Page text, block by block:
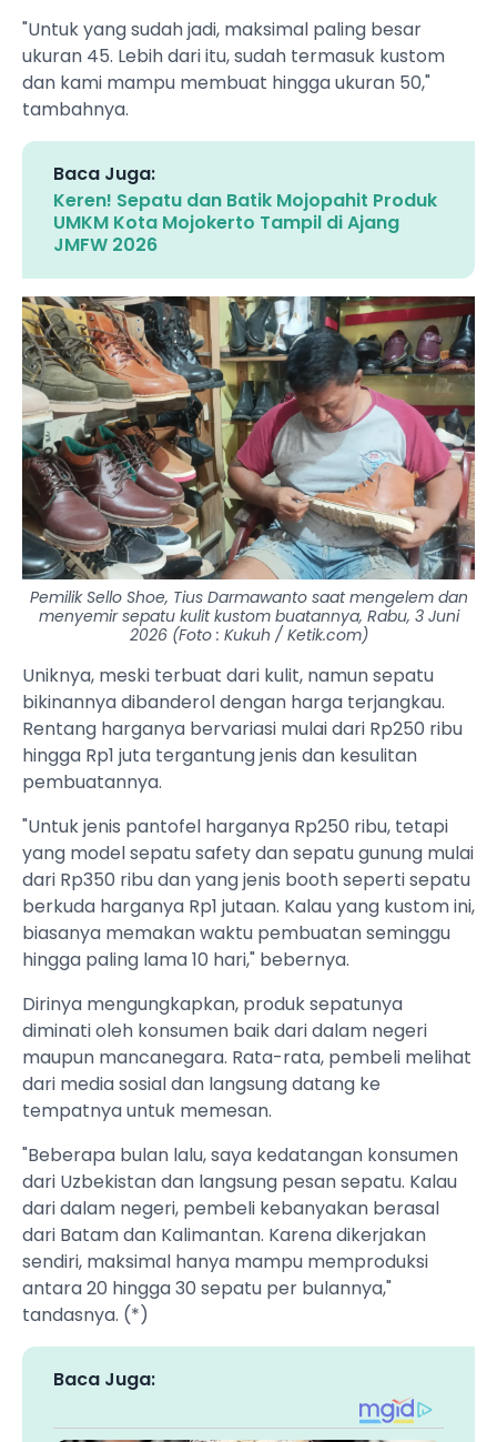
"Untuk yang sudah jadi, maksimal paling besar
ukuran 45. Lebih dari itu, sudah termasuk kustom
dan kami mampu membuat hingga ukuran 50,"
tambahnya.
Baca Juga:
Keren! Sepatu dan Batik Mojopahit Produk
UMKM Kota Mojokerto Tampil di Ajang
JMFW 2026
Pemilik Sello Shoe, Tius Darmawanto saat mengelem dan
menyemir sepatu kulit kustom buatannya, Rabu, 3 Juni
2026 (Foto : Kukuh / Ketik.com)
Uniknya, meski terbuat dari kulit, namun sepatu
bikinannya dibanderol dengan harga terjangkau.
Rentang harganya bervariasi mulai dari Rp250 ribu
hingga Rp1 juta tergantung jenis dan kesulitan
pembuatannya.
"Untuk jenis pantofel harganya Rp250 ribu, tetapi
yang model sepatu safety dan sepatu gunung mulai
dari Rp350 ribu dan yang jenis booth seperti sepatu
berkuda harganya Rp1 jutaan. Kalau yang kustom ini,
biasanya memakan waktu pembuatan seminggu
hingga paling lama 10 hari," bebernya.
Dirinya mengungkapkan, produk sepatunya
diminati oleh konsumen baik dari dalam negeri
maupun mancanegara. Rata-rata, pembeli melihat
dari media sosial dan langsung datang ke
tempatnya untuk memesan.
"Beberapa bulan lalu, saya kedatangan konsumen
dari Uzbekistan dan langsung pesan sepatu. Kalau
dari dalam negeri, pembeli kebanyakan berasal
dari Batam dan Kalimantan. Karena dikerjakan
sendiri, maksimal hanya mampu memproduksi
antara 20 hingga 30 sepatu per bulannya,"
tandasnya. (*)
Baca Juga: